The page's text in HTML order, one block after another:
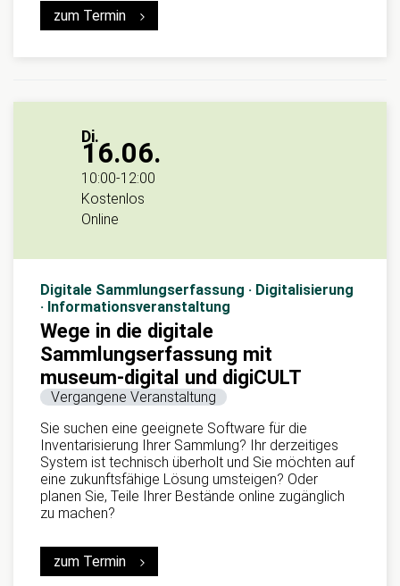
zum Termin
Di.
16.06.
10:00-12:00
Kostenlos
Online
Digitale Sammlungserfassung · Digitalisierung
· Informationsveranstaltung
Wege in die digitale
Sammlungserfassung mit
museum-digital und digiCULT
Vergangene Veranstaltung
Sie suchen eine geeignete Software für die
Inventarisierung Ihrer Sammlung? Ihr derzeitiges
System ist technisch überholt und Sie möchten auf
eine zukunftsfähige Lösung umsteigen? Oder
planen Sie, Teile Ihrer Bestände online zugänglich
zu machen?
zum Termin